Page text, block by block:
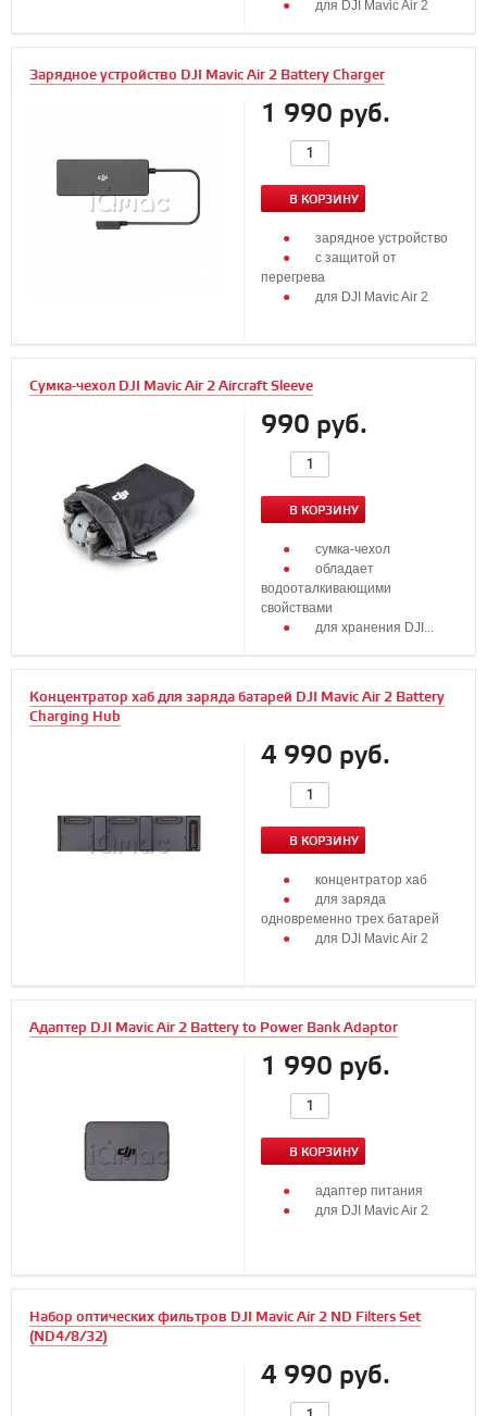
для DJI Mavic Air 2
Зарядное устройство DJI Mavic Air 2 Battery Charger
1 990 руб.
В КОРЗИНУ
зарядное устройство
с защитой от
перегрева
для DJI Mavic Air 2
Сумка-чехол DJI Mavic Air 2 Aircraft Sleeve
990 руб.
В КОРЗИНУ
сумка-чехол
обладает
водооталкивающими
свойствами
для хранения DJI...
Концентратор хаб для заряда батарей DJI Mavic Air 2 Battery
Charging Hub
4 990 руб.
В КОРЗИНУ
концентратор хаб
для заряда
одновременно трех батарей
для DJI Mavic Air 2
Адаптер DJI Mavic Air 2 Battery to Power Bank Adaptor
1 990 руб.
В КОРЗИНУ
адаптер питания
для DJI Mavic Air 2
Набор оптических фильтров DJI Mavic Air 2 ND Filters Set
(ND4/8/32)
4 990 руб.